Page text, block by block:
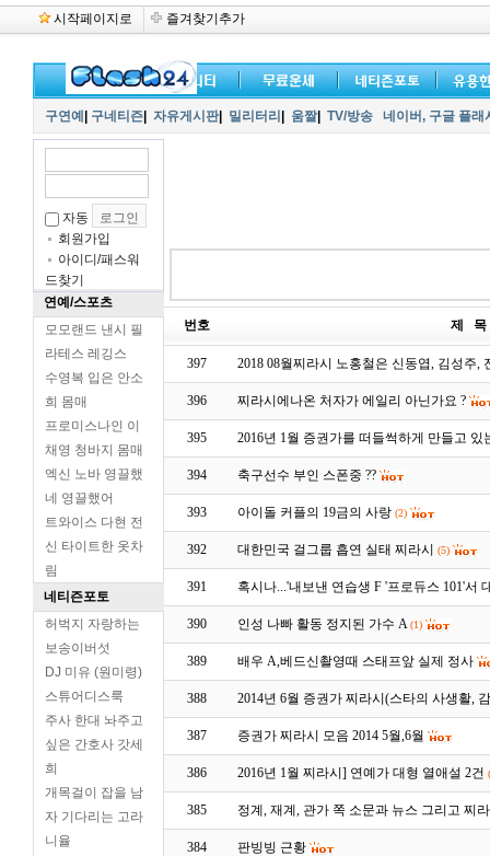
시작페이지로 즐겨찾기추가
구연예 구네티즌 자유게시판| 밀리터리 움짤| TV/방송 네이버, 구글 플
자동
회원가입
아이디/패스워
드찾기
연예/스포츠
모모랜드 낸시 필
라테스 레깅스
수영복 입은 안소
희 몸매
프로미스나인 이
채영 청바지 몸매
엑신 노바 영끌했
네 영끌했어
트와이스 다현 전
신 타이트한 옷차
림
네티즌포토
허벅지 자랑하는
보송이버섯
DJ 미유 (원미령)
스튜어디스룩
주사 한대 놔주고
싶은 간호사 갓세
희
개목걸이 잡을 남
자 기다리는 고라
니율
번호 제 목
397 2018 08월찌라시 노홍철은 신동엽, 김성주
396 찌라시에나온 처자가 에일리 아닌가요 ?
395 2016년 1월 증권가를 떠들썩하게 만들고 있
394 축구선수 부인 스폰중 ??
393 아이돌 커플의 19금의 사랑 (2)
392 대한민국 걸그룹 흡연 실태 찌라시 (5)
391 혹시나...'내보낸 연습생 F '프로듀스 101'서
390 인성 나빠 활동 정지된 가수 A (1)
389 배우 A,베드신촬영때 스태프앞 실제 정사
388 2014년 6월 증권가 찌라시(스타의 사생활,
387 증권가 찌라시 모음 2014 5월,6월
386 2016년 1월 찌라시] 연예가 대형 열애설 2건
385 정계, 재계, 관가 쪽 소문과 뉴스 그리고 찌
384 판빙빙 근황